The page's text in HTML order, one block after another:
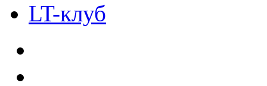
LT-клуб